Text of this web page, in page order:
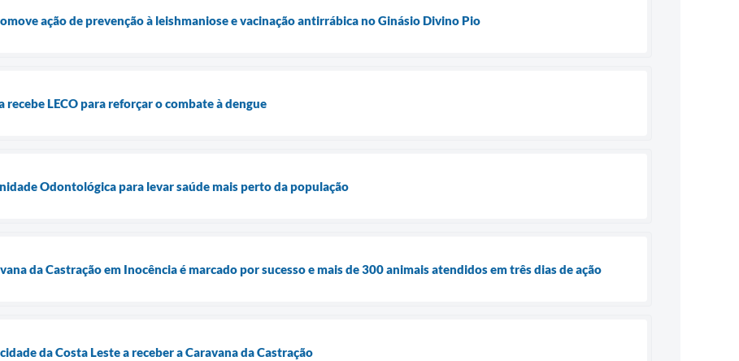
ação de prevenção à leishmaniose e vacinação antirrábica no Ginásio Divino Pio
LECO para reforçar o combate à dengue
Odontológica para levar saúde mais perto da população
da Castração em Inocência é marcado por sucesso e mais de 300 animais atendidos em três dias de ação
da Costa Leste a receber a Caravana da Castração